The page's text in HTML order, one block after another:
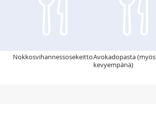
NokkosvihannessosekeittoAvokadopasta (myös
kevyempänä)